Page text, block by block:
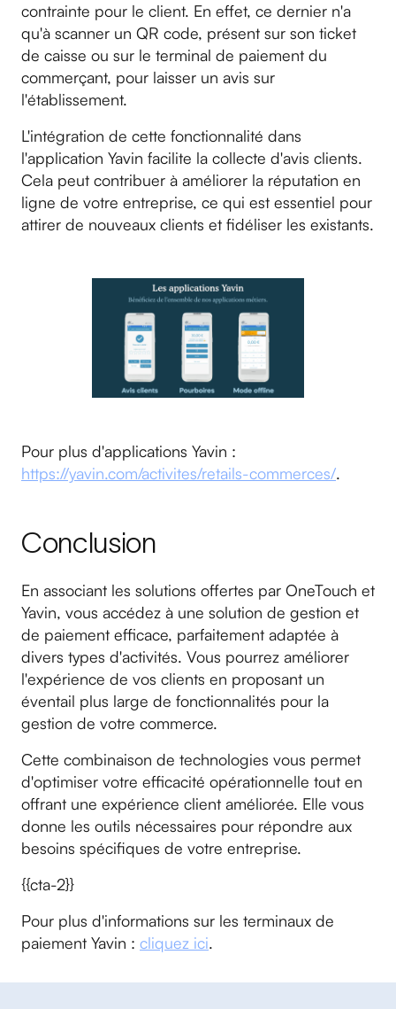
contrainte pour le client. En effet, ce dernier n'a
qu'à scanner un QR code, présent sur son ticket
de caisse ou sur le terminal de paiement du
commerçant, pour laisser un avis sur
l'établissement.
L'intégration de cette fonctionnalité dans
l'application Yavin facilite la collecte d'avis clients.
Cela peut contribuer à améliorer la réputation en
ligne de votre entreprise, ce qui est essentiel pour
attirer de nouveaux clients et fidéliser les existants.
Pour plus d'applications Yavin :
https://yavin.com/activites/retails-commerces/.
Conclusion
En associant les solutions offertes par OneTouch et
Yavin, vous accédez à une solution de gestion et
de paiement efficace, parfaitement adaptée à
divers types d'activités. Vous pourrez améliorer
l'expérience de vos clients en proposant un
éventail plus large de fonctionnalités pour la
gestion de votre commerce.
Cette combinaison de technologies vous permet
d'optimiser votre efficacité opérationnelle tout en
offrant une expérience client améliorée. Elle vous
donne les outils nécessaires pour répondre aux
besoins spécifiques de votre entreprise.
{{cta-2}}
Pour plus d'informations sur les terminaux de
paiement Yavin : cliquez ici.